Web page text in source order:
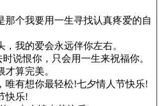
个我要用一生寻找认真疼爱的自
我的爱会永远伴你左右。
说恨你，只会用一生来祝福你。
算完美。
有想你最轻松!七夕情人节快乐!
快乐!